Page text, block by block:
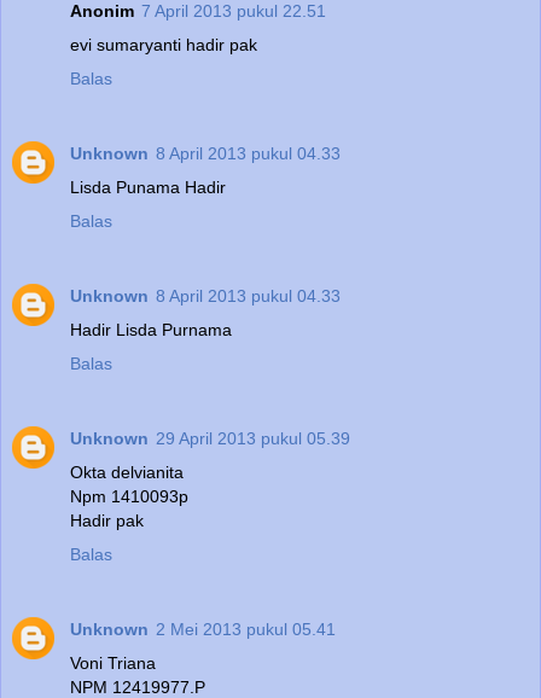
Anonim 7 April 2013 pukul 22.51
evi sumaryanti hadir pak
Balas
Unknown 8 April 2013 pukul 04.33
Lisda Punama Hadir
Balas
Unknown 8 April 2013 pukul 04.33
Hadir Lisda Purnama
Balas
Unknown 29 April 2013 pukul 05.39
Okta delvianita
Npm 1410093p
Hadir pak
Balas
Unknown 2 Mei 2013 pukul 05.41
Voni Triana
NPM 12419977.P